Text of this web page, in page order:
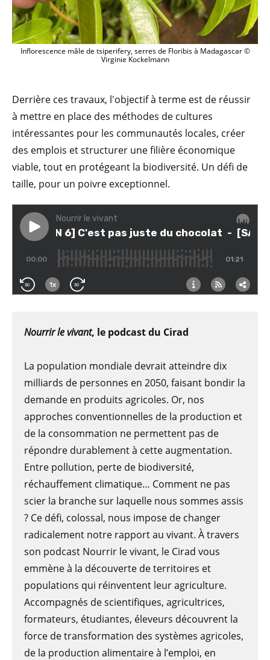
Inflorescence mâle de tsiperifery, serres de Floribis à Madagascar ©
Virginie Kockelmann
Derrière ces travaux, l'objectif à terme est de réussir
à mettre en place des méthodes de cultures
intéressantes pour les communautés locales, créer
des emplois et structurer une filière économique
viable, tout en protégeant la biodiversité. Un défi de
taille, pour un poivre exceptionnel.
Nourrir le vivant, le podcast du Cirad
La population mondiale devrait atteindre dix
milliards de personnes en 2050, faisant bondir la
demande en produits agricoles. Or, nos
approches conventionnelles de la production et
de la consommation ne permettent pas de
répondre durablement à cette augmentation.
Entre pollution, perte de biodiversité,
réchauffement climatique… Comment ne pas
scier la branche sur laquelle nous sommes assis
? Ce défi, colossal, nous impose de changer
radicalement notre rapport au vivant. À travers
son podcast Nourrir le vivant, le Cirad vous
emmène à la découverte de territoires et
populations qui réinventent leur agriculture.
Accompagnés de scientifiques, agricultrices,
formateurs, étudiantes, éleveurs découvrent la
force de transformation des systèmes agricoles,
de la production alimentaire à l’emploi, en